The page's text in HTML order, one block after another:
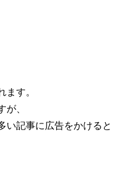
ます。
が、
い記事に広告をかけると